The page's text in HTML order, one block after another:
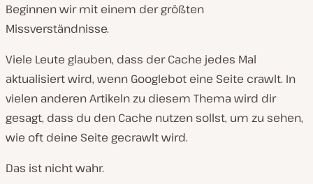
Beginnen wir mit einem der größten
Missverständnisse.
Viele Leute glauben, dass der Cache jedes Mal
aktualisiert wird, wenn Googlebot eine Seite crawlt. In
vielen anderen Artikeln zu diesem Thema wird dir
gesagt, dass du den Cache nutzen sollst, um zu sehen,
wie oft deine Seite gecrawlt wird.
Das ist nicht wahr.